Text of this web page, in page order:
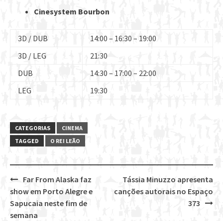
Cinesystem Bourbon
3D / DUB
14:00 – 16:30 – 19:00
3D / LEG
21:30
DUB
14:30 – 17:00 – 22:00
LEG
19:30
CATEGORIAS
CINEMA
TAGGED
O REI LEÃO
Post
navigation
Tássia Minuzzo apresenta
canções autorais no Espaço
373
Far From Alaska faz
show em Porto Alegre e
Sapucaia neste fim de
semana